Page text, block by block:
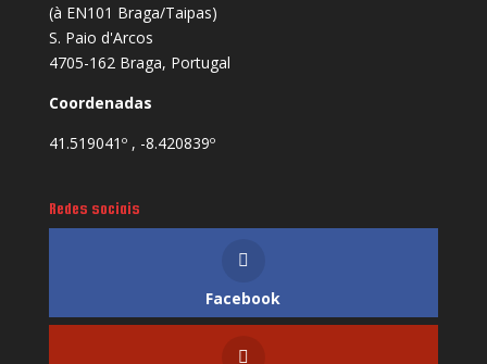
(à EN101 Braga/Taipas)
S. Paio d'Arcos
4705-162 Braga, Portugal
Coordenadas
41.519041º , -8.420839º
Redes sociais
Facebook